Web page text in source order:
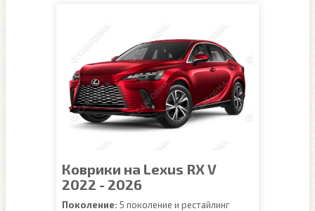
Коврики на Lexus RX V
2022 - 2026
Поколение: 5 поколение и рестайлинг